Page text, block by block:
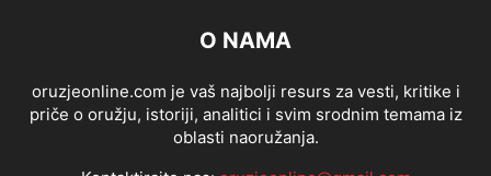
O NAMA
oruzjeonline.com je vaš najbolji resurs za vesti, kritike i
priče o oružju, istoriji, analitici i svim srodnim temama iz
oblasti naoružanja.